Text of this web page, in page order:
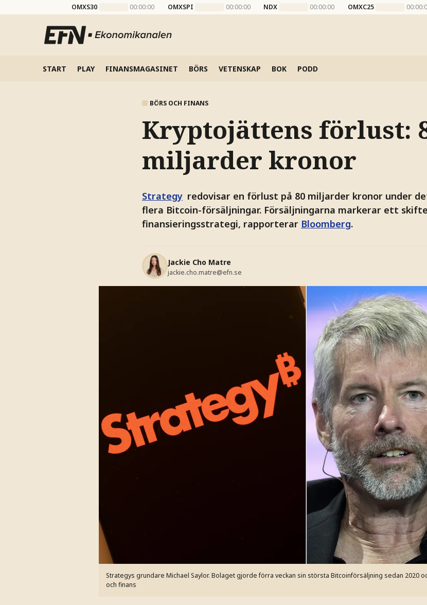
OMXS30 00:00:00 OMXSPI 00:00:00 NDX 00:00:00 OMXC25
START PLAY FINANSMAGASINET BÖRS VETENSKAP BOK PODD
BÖRS OCH FINANS
Kryptojättens förlust:
miljarder kronor
Strategy redovisar en förlust på 80 miljarder kronor under
flera Bitcoin-försäljningar. Försäljningarna markerar ett
finansieringsstrategi, rapporterar Bloomberg.
Jackie Cho Matre
jackie.cho.matre@efn.se
Strategys grundare Michael Saylor. Bolaget gjorde förra veckan sin största Bitcoinförsäljning sedan 2020
och finans